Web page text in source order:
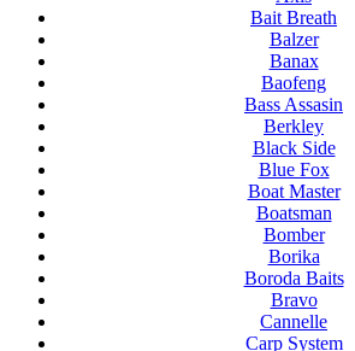
Bait Breath
Balzer
Banax
Baofeng
Bass Assasin
Berkley
Black Side
Blue Fox
Boat Master
Boatsman
Bomber
Borika
Boroda Baits
Bravo
Cannelle
Carp System